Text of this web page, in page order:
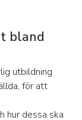
bland
utbildning
för att
hur dessa ska